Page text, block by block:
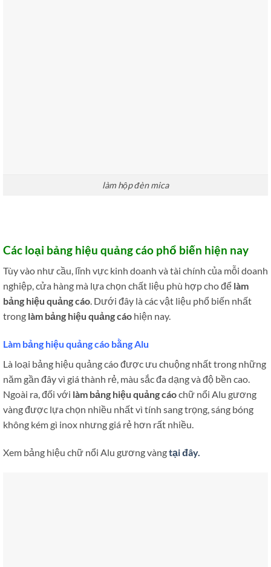
làm hộp đèn mica
Các loại bảng hiệu quảng cáo phổ biến hiện nay
Tùy vào như cầu, lĩnh vực kinh doanh và tài chính của mỗi doanh
nghiệp, cửa hàng mà lựa chọn chất liệu phù hợp cho để làm
bảng hiệu quảng cáo. Dưới đây là các vật liệu phổ biến nhất
trong làm bảng hiệu quảng cáo hiện nay.
Làm bảng hiệu quảng cáo bằng Alu
Là loại bảng hiệu quảng cáo được ưu chuộng nhất trong những
năm gần đây vì giá thành rẻ, màu sắc đa dạng và độ bền cao.
Ngoài ra, đối với làm bảng hiệu quảng cáochữ nổi Alu gương
vàng được lựa chọn nhiều nhất vì tính sang trọng, sáng bóng
không kém gì inox nhưng giá rẻ hơn rất nhiều.
Xem bảng hiệu chữ nổi Alu gương vàngtại đây.